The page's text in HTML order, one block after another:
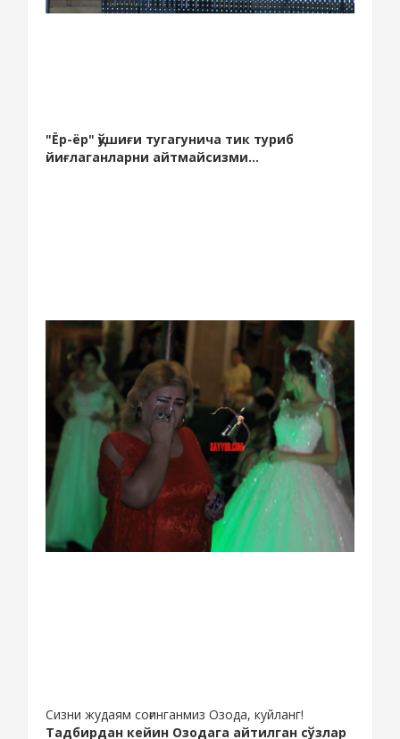
"Ёр-ёр" қўшиғи тугагунича тик туриб
йиғлаганларни айтмайсизми...
Сизни жудаям соғинганмиз Озода, куйланг!
Тадбирдан кейин Озодага айтилган сўзлар